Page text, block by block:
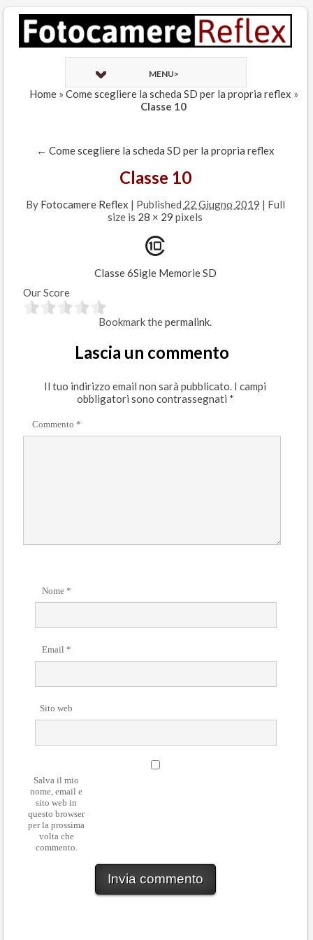
MENU>
Home» Come scegliere la scheda SD per la propria reflex »
Classe 10
← Come scegliere la scheda SD per la propria reflex
Classe 10
By Fotocamere Reflex | Published 22 Giugno 2019 | Full
size is 28 × 29 pixels
Classe 6Sigle Memorie SD
Our Score
Bookmark thepermalink
Lascia un commento
Il tuo indirizzo email non sarà pubblicato. I campi
obbligatori sono contrassegnati *
Commento *
Nome *
Email *
Sito web
Salva il mio
nome, email e
sito web in
questo browser
per la prossima
volta che
commento.